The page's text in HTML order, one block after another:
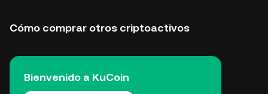
Cómo comprar otros criptoactivos
Bienvenido a KuCoin